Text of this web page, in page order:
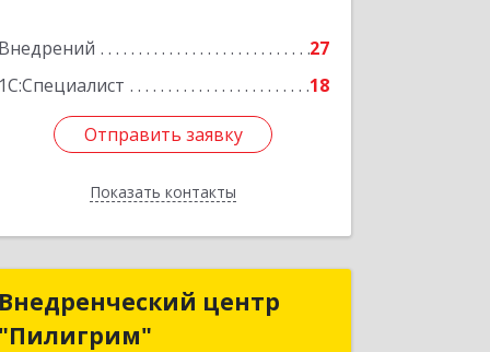
Внедрений
27
1С:Специалист
18
Отправить заявку
Показать контакты
Отправить заявку
Назад
Внедренческий центр
"Пилигрим"
Внедренческий центр